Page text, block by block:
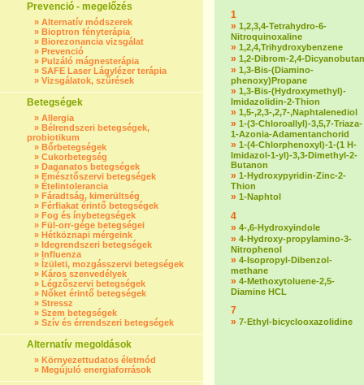
Prevenció - megelőzés
» Alternatív módszerek
» Bioptron fényterápia
» Biorezonancia vizsgálat
» Prevenció
» Pulzáló mágnesterápia
» SAFE Laser Lágylézer terápia
» Vizsgálatok, szűrések
Betegségek
» Allergia
» Bélrendszeri betegségek,
probiotikum
» Bőrbetegségek
» Cukorbetegség
» Daganatos betegségek
» Emésztőszervi betegségek
» Ételintolerancia
» Fáradtság, kimerültség
» Férfiakat érintő betegségek
» Fog és ínybetegségek
» Fül-orr-gége betegségei
» Hétköznapi mérgeink
» Idegrendszeri betegségek
» Influenza
» Ízületi, mozgásszervi betegségek
» Káros szenvedélyek
» Légzőszervi betegségek
» Nőket érintő betegségek
» Stressz
» Szem betegségek
» Szív és érrendszeri betegségek
Alternatív megoldások
» Környezettudatos életmód
» Megújuló energiaforrások
1
» 1,2,3,4-Tetrahydro-6-
Nitroquinoxaline
» 1,2,4,Trihydroxybenzene
» 1,2-Dibrom-2,4-Dicyanobutan
» 1,3-Bis-(Diamino-
phenoxy)Propane
» 1,3-Bis-(Hydroxymethyl)-
Imidazolidin-2-Thion
» 1,5-,2,3-,2,7-,Naphtalenediol
» 1-(3-Chloroallyl)-3,5,7-Triaza-
1-Azonia-Adamentanchorid
» 1-(4-Chlorphenoxyl)-1-(1 H-
Imidazol-1-yl)-3,3-Dimethyl-2-
Butanon
» 1-Hydroxypyridin-Zinc-2-
Thion
» 1-Naphtol
4
» 4-,6-Hydroxyindole
» 4-Hydroxy-propylamino-3-
Nitrophenol
» 4-Isopropyl-Dibenzol-
methane
» 4-Methoxytoluene-2,5-
Diamine HCL
7
» 7-Ethyl-bicyclooxazolidine